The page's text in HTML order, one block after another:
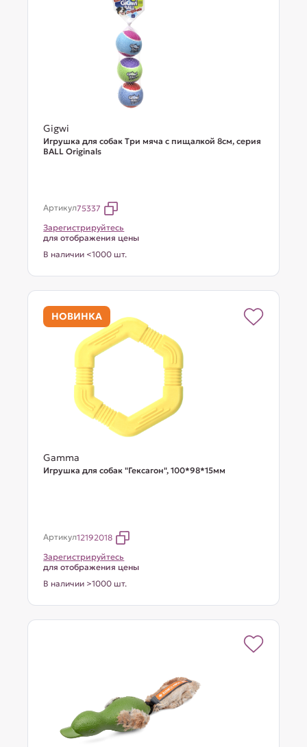
Gigwi
Игрушка для собак Три мяча с пищалкой 8см, серия
BALL Originals
Артикул75337
Зарегистрируйтесь
для отображения цены
В наличии <1000 шт.
НОВИНКА
Gamma
Игрушка для собак "Гексагон", 100*98*15мм
Артикул12192018
Зарегистрируйтесь
для отображения цены
В наличии >1000 шт.